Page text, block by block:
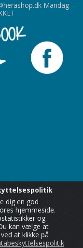
Mandag –
dig en god
hjemmeside.
og
kan vælge at
at klikke på